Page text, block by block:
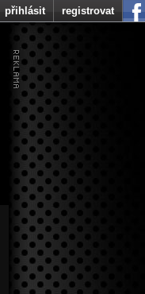
přihlásit registrovat